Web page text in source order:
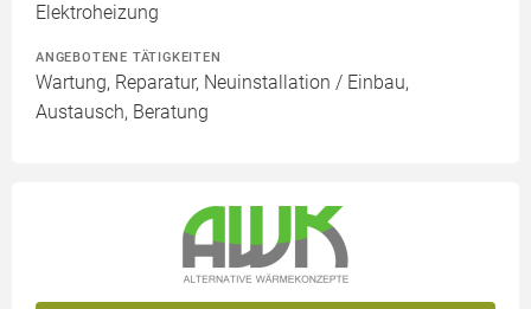
Elektroheizung
ANGEBOTENE TÄTIGKEITEN
Wartung, Reparatur, Neuinstallation / Einbau,
Austausch, Beratung